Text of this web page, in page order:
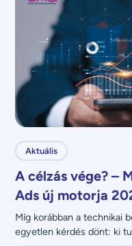
Aktuális
A célzás vége? –
Ads új motorja
Míg korábban a technikai
egyetlen kérdés dönt: ki